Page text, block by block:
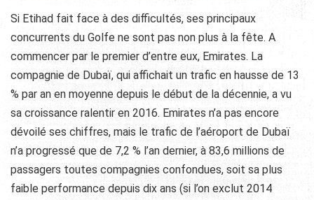
Si Etihad fait face à des difficultés, ses principaux
concurrents du Golfe ne sont pas non plus à la fête. A
commencer par le premier d’entre eux, Emirates. La
compagnie de Dubaï, qui affichait un trafic en hausse de 13
% par an en moyenne depuis le début de la décennie, a vu
sa croissance ralentir en 2016. Emirates n’a pas encore
dévoilé ses chiffres, mais le trafic de l’aéroport de Dubaï
n’a progressé que de 7,2 % l’an dernier, à 83,6 millions de
passagers toutes compagnies confondues, soit sa plus
faible performance depuis dix ans (si l’on exclut 2014